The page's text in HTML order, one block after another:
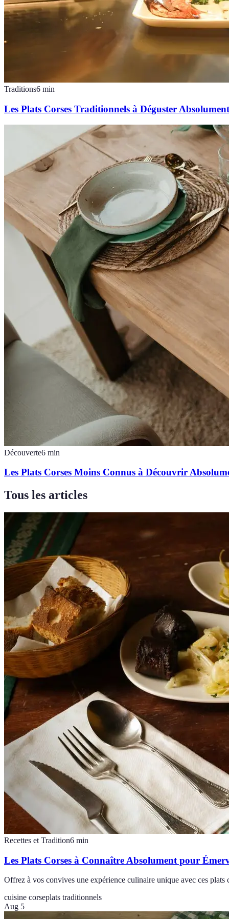
Traditions6 min
Les Plats Corses Traditionnels à Déguster Absolument
Découverte6 min
Les Plats Corses Moins Connus à Découvrir
Tous les articles
Recettes et Tradition6 min
Les Plats Corses à Connaître Absolument pour
Offrez à vos convives une expérience culinaire unique avec ces
cuisine corseplats traditionnels
Aug 5